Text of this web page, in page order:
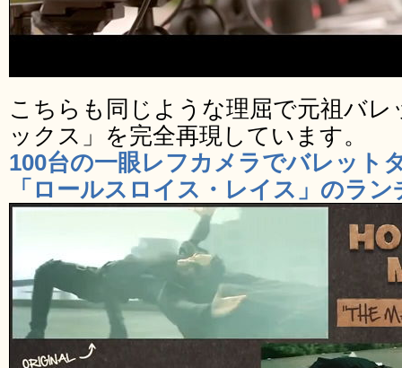
こちらも同じような理屈で元祖バ
ックス」を完全再現しています。
100台の一眼レフカメラでバレット
「ロールスロイス・レイス」のラ